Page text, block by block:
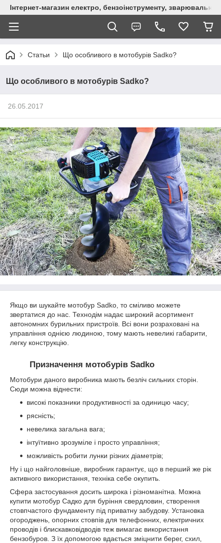
Інтернет-магазин електро, бензоінструменту,
Статьи Що особливого в мотобурів Sadko?
Що особливого в мотобурів Sadko?
26.05.2017
Якщо ви шукайте мотобур Sadko, то сміливо можете
звертатися до нас. Технодім надає широкий асортимент
автономних бурильних пристроїв. Всі вони розраховані на
управління однією людиною, тому мають невеликі габарити,
легку конструкцію.
Призначення мотобурів Sadko
Мотобури даного виробника мають безліч сильних сторін.
Сюди можна віднести:
високі показники продуктивності за одиницю часу;
рясність;
невелика загальна вага;
інтуїтивно зрозуміле і просто управління;
можливість робити лунки різних діаметрів;
Ну і що найголовніше, виробник гарантує, що в перший же рік
активного використання, техніка себе окупить.
Сфера застосування досить широка і різноманітна. Можна
купити мотобур Садко для буріння свердловин, створення
стовпчастого фундаменту під приватну забудову. Установка
огороджень, опорних стовпів для телефонних, електричних
проводів і блискавковідводів теж вимагає використання
бензобуров. З їх допомогою вдається зміцнити берег, схил,